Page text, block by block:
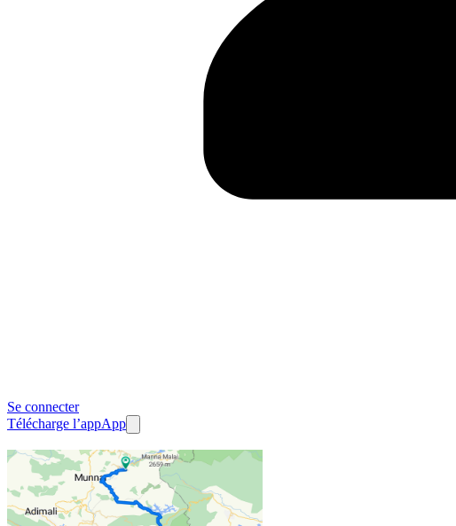
Se connecter
Télécharge l’appApp